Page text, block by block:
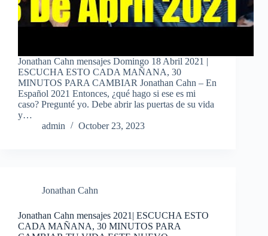
Jonathan Cahn mensajes Domingo 18 Abril 2021 |
ESCUCHA ESTO CADA MAÑANA, 30
MINUTOS PARA CAMBIAR Jonathan Cahn – En
Español 2021 Entonces, ¿qué hago si ese es mi
caso? Pregunté yo. Debe abrir las puertas de su vida
y…
admin
October 23, 2023
Jonathan Cahn
Jonathan Cahn mensajes 2021| ESCUCHA ESTO
CADA MAÑANA, 30 MINUTOS PARA